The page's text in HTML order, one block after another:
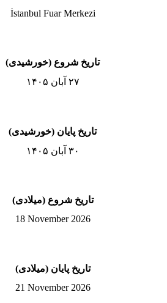
İstanbul Fuar Merkezi
تاریخ شروع (خورشیدی)
۲۷ آبان ۱۴۰۵
تاریخ پایان (خورشیدی)
۳۰ آبان ۱۴۰۵
تاریخ شروع (میلادی)
18 November 2026
تاریخ پایان (میلادی)
21 November 2026